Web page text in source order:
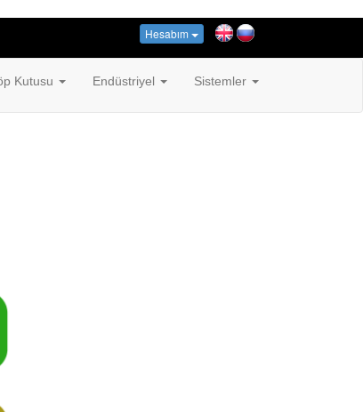
Hesabım
Kutusu Endüstriyel Sistemler